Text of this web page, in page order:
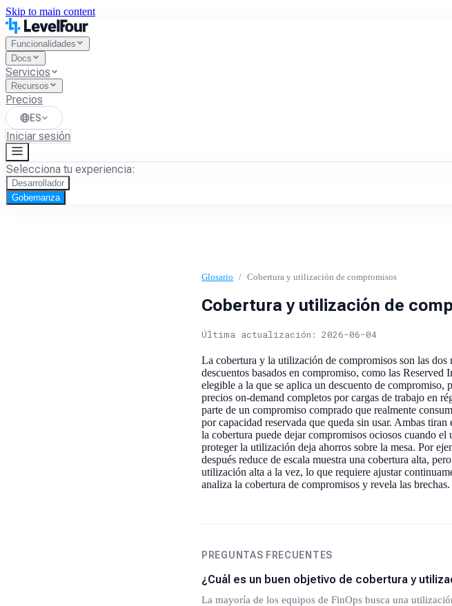
Skip to main content
Funcionalidades
Docs
Servicios
Recursos
Precios
ES
Iniciar sesión
Selecciona tu experiencia:
Desarrollador
Gobernanza
Glosario / Cobertura y utilización de compromisos
Cobertura y utilización de
Última actualización: 2026-06-04
La cobertura y la utilización de compromisos son las
descuentos basados en compromiso, como las
elegible a la que se aplica un descuento de
precios on-demand completos por cargas de trabajo en
parte de un compromiso comprado que realmente
por capacidad reservada que queda sin usar. Ambas
la cobertura puede dejar compromisos ociosos cuando
proteger la utilización deja ahorros sobre la mesa. Por
después reduce de escala muestra una cobertura alta,
utilización alta a la vez, lo que requiere ajustar
analiza la cobertura de compromisos y revela las brechas.
PREGUNTAS FRECUENTES
¿Cuál es un buen objetivo de cobertura y
La mayoría de los equipos de FinOps busca una